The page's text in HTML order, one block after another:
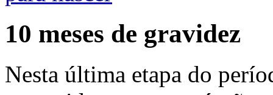
10 meses de gravidez
Nesta última etapa do